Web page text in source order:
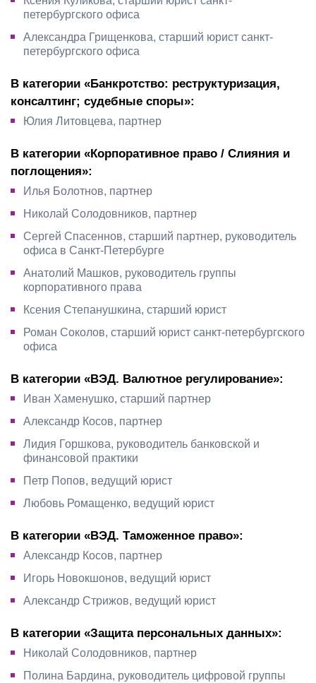
петербургского офиса
Александра Грищенкова, старший юрист санкт-
петербургского офиса
В категории «Банкротство: реструктуризация,
консалтинг; судебные споры»:
Юлия Литовцева, партнер
В категории «Корпоративное право / Слияния и
поглощения»:
Илья Болотнов, партнер
Николай Солодовников, партнер
Сергей Спасеннов, старший партнер, руководитель
офиса в Санкт-Петербурге
Анатолий Машков, руководитель группы
корпоративного права
Ксения Степанушкина, старший юрист
Роман Соколов, старший юрист санкт-петербургского
офиса
В категории «ВЭД. Валютное регулирование»:
Иван Хаменушко, старший партнер
Александр Косов, партнер
Лидия Горшкова, руководитель банковской и
финансовой практики
Петр Попов, ведущий юрист
Любовь Ромащенко, ведущий юрист
В категории «ВЭД. Таможенное право»:
Александр Косов, партнер
Игорь Новокшонов, ведущий юрист
Александр Стрижов, ведущий юрист
В категории «Защита персональных данных»:
Николай Солодовников, партнер
Полина Бардина, руководитель цифровой группы